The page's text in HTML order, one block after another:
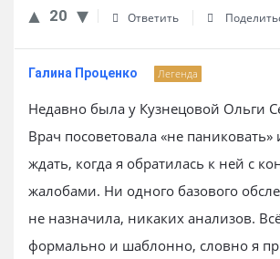
20 Ответить
Галина Проценко Легенда
Недавно была у Кузнецовой Ольги
Врач посоветовала «не паниковать»
ждать, когда я обратилась к ней с
жалобами. Ни одного базового
не назначила, никаких анализов.
формально и шаблонно, словно я